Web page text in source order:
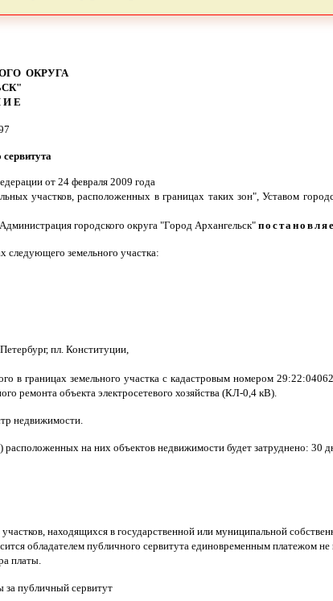
ОКРУГА
И Е
от 24 февраля 2009 года
участков, расположенных в границах таких зон", Уставом
городского округа "Город Архангельск"
следующего земельного участка:
пл. Конституции,
границах земельного участка с кадастровым номером
ремонта объекта электросетевого хозяйства (КЛ-0,4 кВ).
недвижимости.
расположенных на них объектов недвижимости будет затруднено: 30
находящихся в государственной или муниципальной
обладателем публичного сервитута единовременным платежом не
платы.
за публичный сервитут